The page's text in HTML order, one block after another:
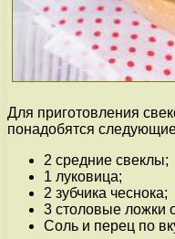
Для приготовления
понадобятся
2 средние свеклы;
1 луковица;
2 зубчика чеснока;
3 столовые ложки
Соль и перец по